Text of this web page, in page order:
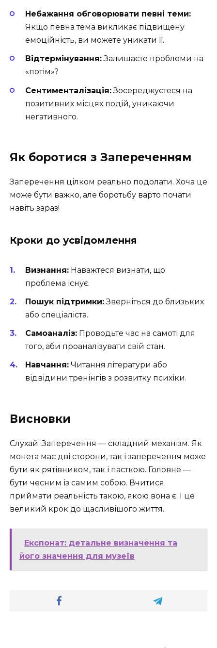
Небажання обговорювати певні теми:
Якщо певна тема викликає підвищену
емоційність, ви можете уникати її.
Відтермінування:Залишаєте проблеми на
«потім»?
Сентименталізація:Зосереджуєтеся на
позитивних місцях подій, уникаючи
негативного.
Як боротися з Запереченням
Заперечення цілком реально подолати. Хоча це
може бути важко, але боротьбу варто почати
навіть зараз!
Кроки до усвідомлення
Визнання: Наважтеся визнати, що
проблема існує.
Пошук підтримки:Зверніться до близьких
або спеціаліста.
Самоаналіз: Проводьте час на самоті для
того, аби проаналізувати свій стан.
Навчання: Читання літератури або
відвідини тренінгів з розвитку психіки.
Висновки
Слухай. Заперечення — складний механізм. Як
монета має дві сторони, так і заперечення може
бути як рятівником, так і пасткою. Головне —
бути чесним із самим собою. Вчитися
приймати реальність такою, якою вона є. І це
великий крок до щасливішого життя.
Експонат: детальне визначення та
його значення для музеїв